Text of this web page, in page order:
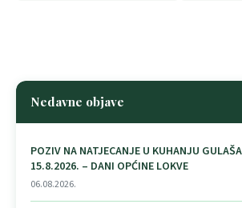
Nedavne objave
POZIV NA NATJECANJE U KUHANJU
15.8.2026. – DANI OPĆINE LOKVE
06.08.2026.